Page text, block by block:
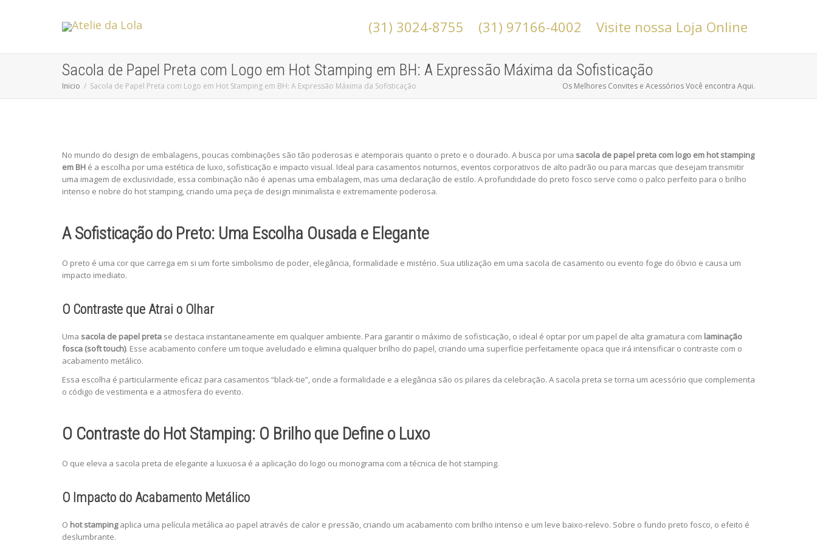
(31) 3024-8755 (31) 97166-4002 Visite nossa Loja Online
Sacola de Papel Preta com Logo em Hot Stamping em BH: A Expressão Máxima da Sofisticação
Inicio Sacola de Papel Preta com Logo em Hot Stamping em BH: A Expressão Máxima da Sofisticação Os Melhores Convites e Acessórios Você encontra Aqui.
No mundo do design de embalagens, poucas combinações são tão poderosas e atemporais quanto o preto e o dourado. A busca por uma sacola de papel preta com logo em hot stamping
em BH é a escolha por uma estética de luxo, sofisticação e impacto visual. Ideal para casamentos noturnos, eventos corporativos de alto padrão ou para marcas que desejam transmitir
uma imagem de exclusividade, essa combinação não é apenas uma embalagem, mas uma declaração de estilo. A profundidade do preto fosco serve como o palco perfeito para o brilho
intenso e nobre do hot stamping, criando uma peça de design minimalista e extremamente poderosa.
A Sofisticação do Preto: Uma Escolha Ousada e Elegante
O preto é uma cor que carrega em si um forte simbolismo de poder, elegância, formalidade e mistério. Sua utilização em uma sacola de casamento ou evento foge do óbvio e causa um
impacto imediato.
O Contraste que Atrai o Olhar
Uma sacola de papel preta se destaca instantaneamente em qualquer ambiente. Para garantir o máximo de sofisticação, o ideal é optar por um papel de alta gramatura com laminação
fosca (soft touch). Esse acabamento confere um toque aveludado e elimina qualquer brilho do papel, criando uma superfície perfeitamente opaca que irá intensificar o contraste com o
acabamento metálico.
Essa escolha é particularmente eficaz para casamentos “black-tie”, onde a formalidade e a elegância são os pilares da celebração. A sacola preta se torna um acessório que complementa
o código de vestimenta e a atmosfera do evento.
O Contraste do Hot Stamping: O Brilho que Define o Luxo
O que eleva a sacola preta de elegante a luxuosa é a aplicação do logo ou monograma com a técnica de hot stamping.
O Impacto do Acabamento Metálico
O hot stampingaplica uma película metálica ao papel através de calor e pressão, criando um acabamento com brilho intenso e um leve baixo-relevo. Sobre o fundo preto fosco, o efeito é
deslumbrante.